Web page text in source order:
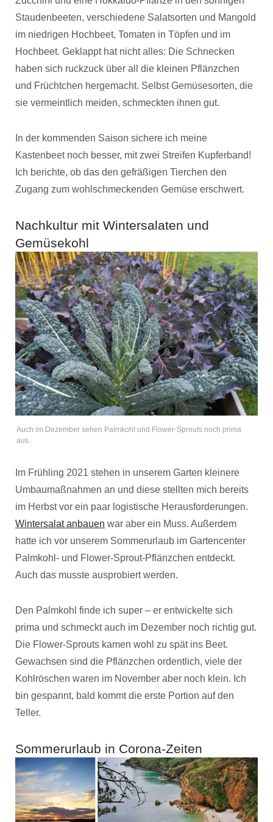
Staudenbeeten, verschiedene Salatsorten und Mangold
im niedrigen Hochbeet, Tomaten in Töpfen und im
Hochbeet. Geklappt hat nicht alles: Die Schnecken
haben sich ruckzuck über all die kleinen Pflänzchen
und Früchtchen hergemacht. Selbst Gemüsesorten, die
sie vermeintlich meiden, schmeckten ihnen gut.
In der kommenden Saison sichere ich meine
Kastenbeet noch besser, mit zwei Streifen Kupferband!
Ich berichte, ob das den gefräßigen Tierchen den
Zugang zum wohlschmeckenden Gemüse erschwert.
Nachkultur mit Wintersalaten und
Gemüsekohl
Auch im Dezember sehen Palmkohl und Flower-Sprouts noch prima
aus.
Im Frühling 2021 stehen in unserem Garten kleinere
Umbaumaßnahmen an und diese stellten mich bereits
im Herbst vor ein paar logistische Herausforderungen.
Wintersalat anbauen war aber ein Muss. Außerdem
hatte ich vor unserem Sommerurlaub im Gartencenter
Palmkohl- und Flower-Sprout-Pflänzchen entdeckt.
Auch das musste ausprobiert werden.
Den Palmkohl finde ich super – er entwickelte sich
prima und schmeckt auch im Dezember noch richtig gut.
Die Flower-Sprouts kamen wohl zu spät ins Beet.
Gewachsen sind die Pflänzchen ordentlich, viele der
Kohlröschen waren im November aber noch klein. Ich
bin gespannt, bald kommt die erste Portion auf den
Teller.
Sommerurlaub in Corona-Zeiten